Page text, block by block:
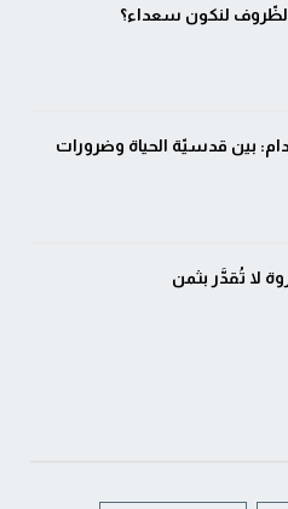
لنكون سعداء؟
بين قدسيّة الحياة وضرورات
لا تُقدَّر بثمن